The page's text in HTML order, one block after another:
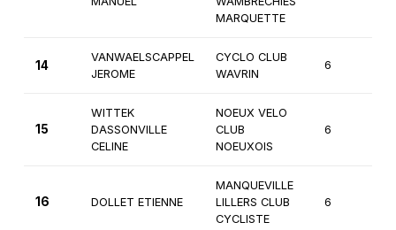
MARQUETTE
14
VANWAELSCAPPEL
JEROME
CYCLO CLUB
WAVRIN
6
15
WITTEK
DASSONVILLE
CELINE
NOEUX VELO
CLUB
NOEUXOIS
6
16 DOLLET ETIENNE
MANQUEVILLE
LILLERS CLUB
CYCLISTE
6